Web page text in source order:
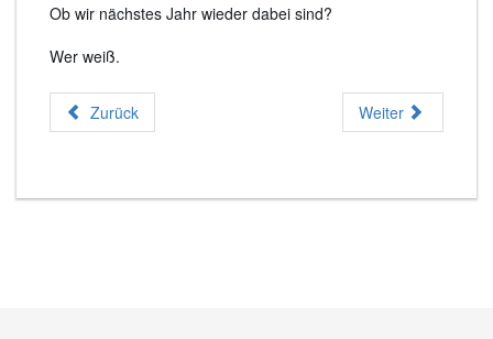
Ob wir nächstes Jahr wieder dabei sind?
Wer weiß.
Zurück Weiter